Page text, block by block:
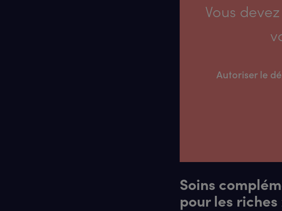
Vous
Autoriser le
Soins
pour les riches